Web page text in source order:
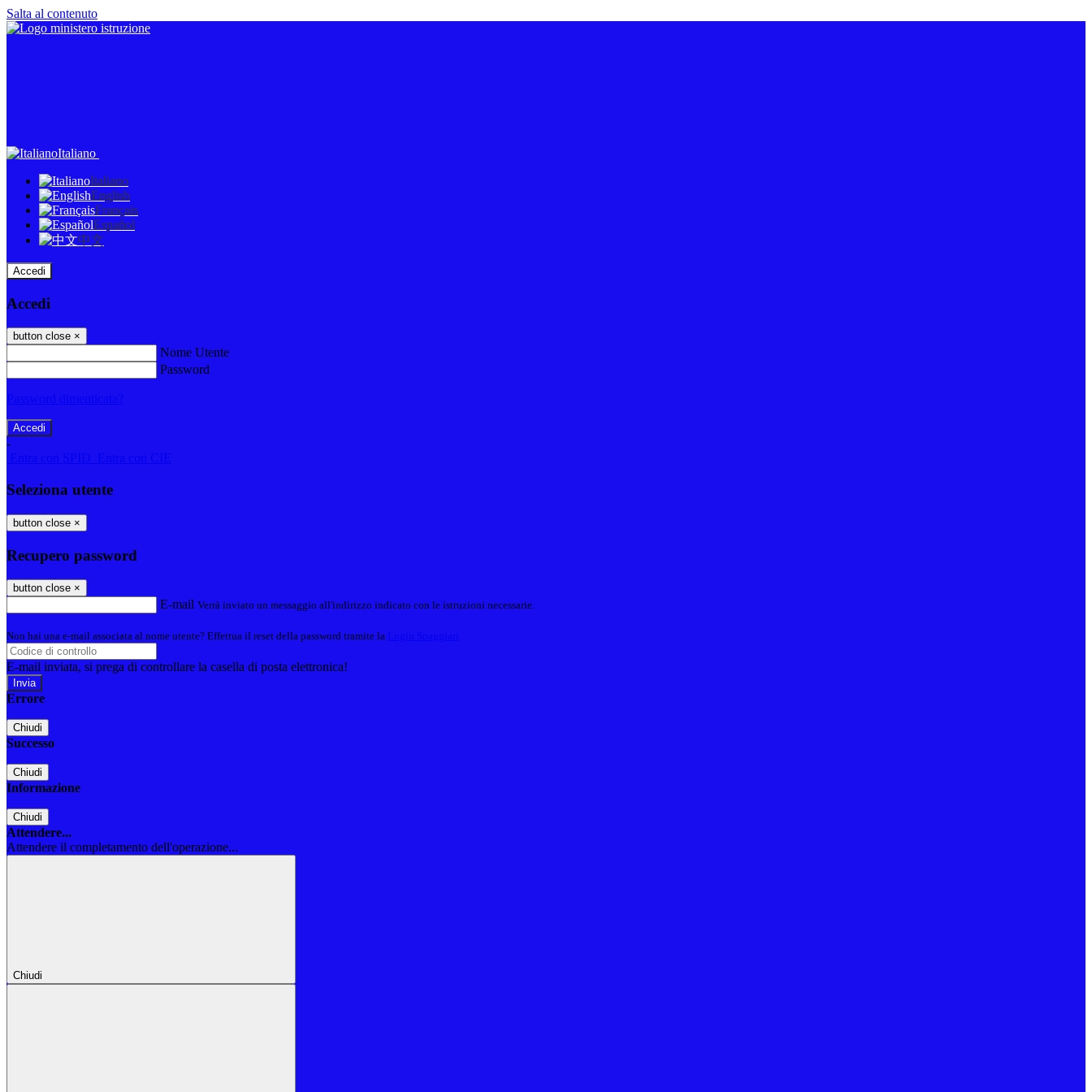
Salta al contenuto
Italiano
Italiano
English
Français
Español
中文
Accedi
Accedi
button close ×
Nome Utente
Password
-
Seleziona utente
button close ×
Recupero password
button close ×
E-mail Verrà inviato un messaggio all'indirizzo indicato con le istruzioni necessarie.
Non hai una e-mail associata al nome utente? Effettua il reset della password tramite la
E-mail inviata, si prega di controllare la casella di posta elettronica!
Errore
Chiudi
Successo
Chiudi
Informazione
Chiudi
Attendere...
Attendere il completamento dell'operazione...
Chiudi